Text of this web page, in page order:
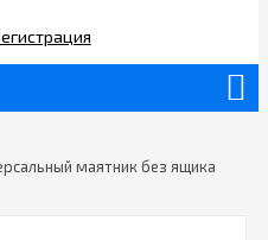
маятник без ящика